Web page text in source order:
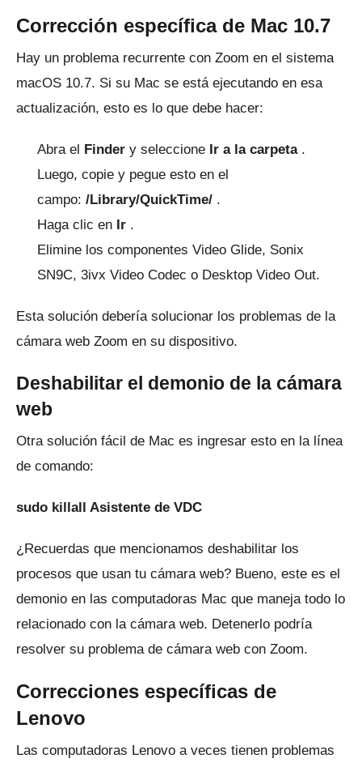
Corrección específica de Mac 10.7
Hay un problema recurrente con Zoom en el sistema
macOS 10.7. Si su Mac se está ejecutando en esa
actualización, esto es lo que debe hacer:
Abra el Finder y seleccione Ir a la carpeta.
Luego, copie y pegue esto en el
campo: /Library/QuickTime/ .
Haga clic en Ir .
Elimine los componentes Video Glide, Sonix
SN9C, 3ivx Video Codec o Desktop Video Out.
Esta solución debería solucionar los problemas de la
cámara web Zoom en su dispositivo.
Deshabilitar el demonio de la cámara
web
Otra solución fácil de Mac es ingresar esto en la línea
de comando:
sudo killall Asistente de VDC
¿Recuerdas que mencionamos deshabilitar los
procesos que usan tu cámara web? Bueno, este es el
demonio en las computadoras Mac que maneja todo lo
relacionado con la cámara web. Detenerlo podría
resolver su problema de cámara web con Zoom.
Correcciones específicas de
Lenovo
Las computadoras Lenovo a veces tienen problemas